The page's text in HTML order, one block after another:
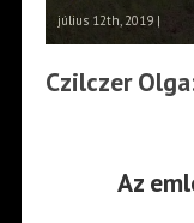
július 12th, 2019 |
Czilczer
Az